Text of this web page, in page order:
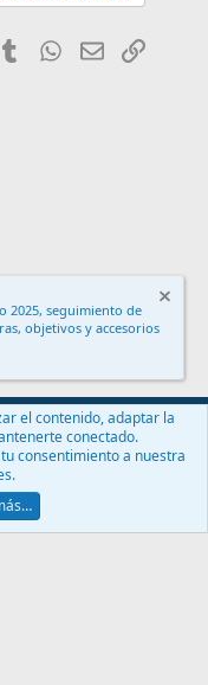
Tumblr WhatsApp
EmailEnlace
privacidad
Ayuda
Ltd.
2025, seguimiento de
objetivos y accesorios
el contenido, adaptar la
conectado.
consentimiento a nuestra